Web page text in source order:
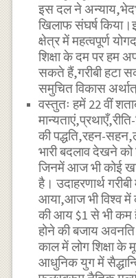
इस दल ने
खिलाफ संघर्ष
क्षेत्र में महत्वपूर्ण
शिक्षा के दम पर हम
सकते हैं,गरीबी हटा
समुचित विकास
वस्तुतः हमें 22 वीं
की पद्धति,रहन-
भारी बदलाव देखने
जिनमें आज भी कोई
है। उदाहरणार्थ
आया,आज भी विश्व में
की आय $1 से भी कम
होने की बजाय
काल में लोग शिक्षा
आधुनिक युग में